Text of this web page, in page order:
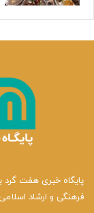
پایگاه خبری هفت گرد
فرهنگی و ارشاد